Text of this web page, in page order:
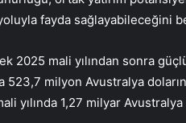
fayda sağlayabileceğini
2025 mali yılından sonra
milyon Avustralya
yılında 1,27 milyar